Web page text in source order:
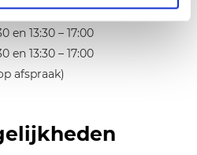
en 13:30 – 17:00
en 13:30 – 17:00
en 13:30 – 17:00
afspraak)